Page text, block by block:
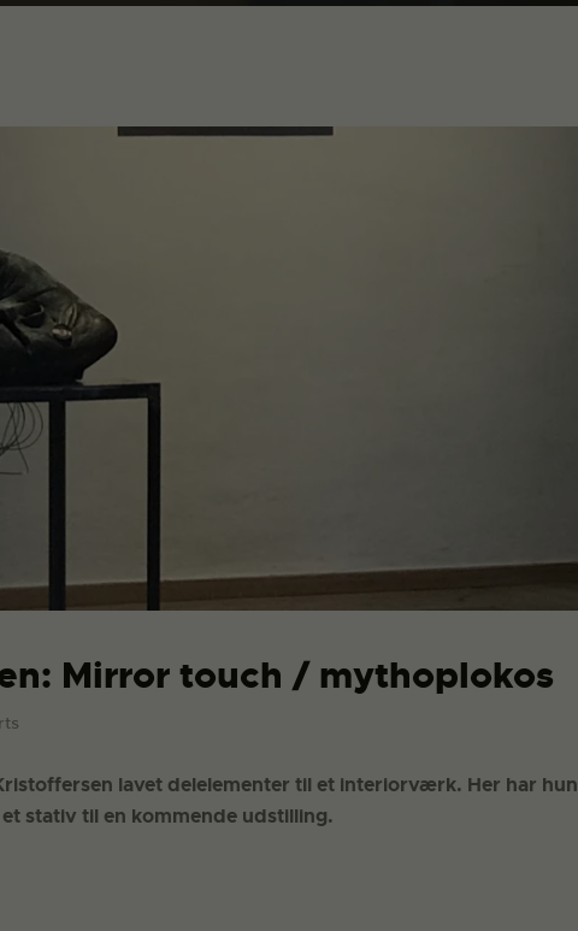
Mirror touch / mythoplokos
lavet delelementer til et interiorværk. Her har hun
stativ til en kommende udstilling.